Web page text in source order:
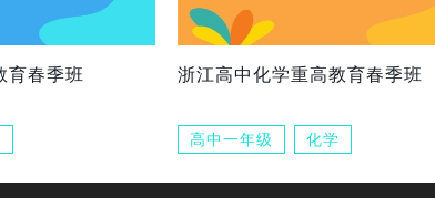
育春季班 浙江高中化学重高教育春季班
高中一年级 化学